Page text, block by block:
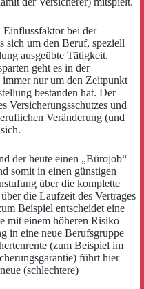
bei der
sich um den Beruf, speziell
ausgeübte Tätigkeit.
geht es in der
nur um den Zeitpunkt
bestanden hat. Der
Versicherungsschutzes und
Veränderung (und
der heute einen „Bürojob“
somit in einen günstigen
über die komplette
die Laufzeit des Vertrages
Beispiel entscheidet eine
mit einem höheren Risiko
in eine neue Berufsgruppe
(zum Beispiel im
führt hier
(schlechtere)